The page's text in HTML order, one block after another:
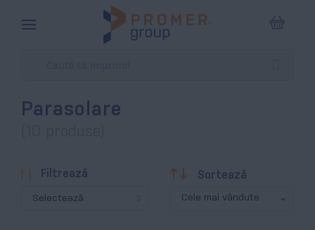
Parasolare
Filtrează
Selectează
Sortează
Descendentă